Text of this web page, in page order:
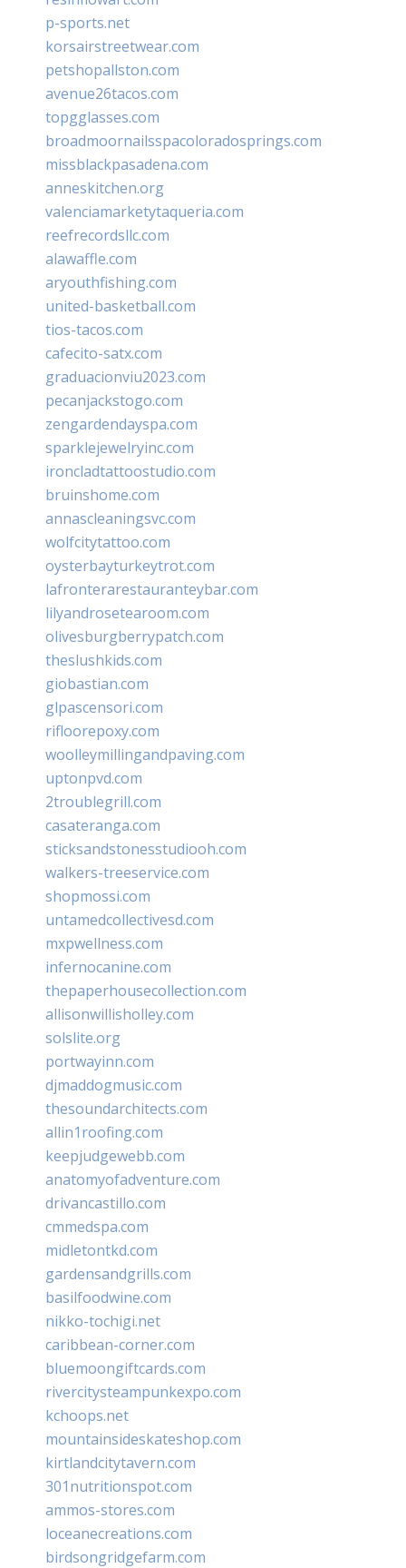
p-sports.net
korsairstreetwear.com
petshopallston.com
avenue26tacos.com
topgglasses.com
broadmoornailsspacoloradosprings.com
missblackpasadena.com
anneskitchen.org
valenciamarketytaqueria.com
reefrecordsllc.com
alawaffle.com
aryouthfishing.com
united-basketball.com
tios-tacos.com
cafecito-satx.com
graduacionviu2023.com
pecanjackstogo.com
zengardendayspa.com
sparklejewelryinc.com
ironcladtattoostudio.com
bruinshome.com
annascleaningsvc.com
wolfcitytattoo.com
oysterbayturkeytrot.com
lafronterarestauranteybar.com
lilyandrosetearoom.com
olivesburgberrypatch.com
theslushkids.com
giobastian.com
glpascensori.com
rifloorepoxy.com
woolleymillingandpaving.com
uptonpvd.com
2troublegrill.com
casateranga.com
sticksandstonesstudiooh.com
walkers-treeservice.com
shopmossi.com
untamedcollectivesd.com
mxpwellness.com
infernocanine.com
thepaperhousecollection.com
allisonwillisholley.com
solslite.org
portwayinn.com
djmaddogmusic.com
thesoundarchitects.com
allin1roofing.com
keepjudgewebb.com
anatomyofadventure.com
drivancastillo.com
cmmedspa.com
midletontkd.com
gardensandgrills.com
basilfoodwine.com
nikko-tochigi.net
caribbean-corner.com
bluemoongiftcards.com
rivercitysteampunkexpo.com
kchoops.net
mountainsideskateshop.com
kirtlandcitytavern.com
301nutritionspot.com
ammos-stores.com
loceanecreations.com
birdsongridgefarm.com